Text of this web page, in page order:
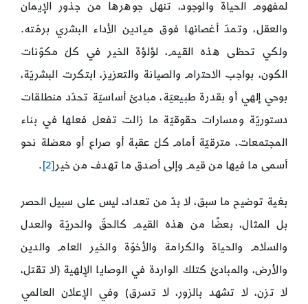
لمفهوم الحياة والوجود، تنهل جوهرها من جذور الإيمان
والعقل، وتمدّ أغصانها فوق ميادين الأداء البشري برمّته.
ولكي تحظى هذه القيم، لؤلؤة الخير في كلّ مكوّنات
الكون، بواجب الاحترام والصيانة والتعزيز، ابتكرت البشريّة،
بوحي إلهي أو بقدرة طبيعيّة، مبادئ أساسيّة تحدّد منطلقات
دستوريّة ومسارات حقوقيّة ما زالت تفعل فعلها في بناء
المجتمعات، مترقيّة أمام كلّ عقبة أو صراع أو معضلة نحو
أسمى ما فيها من قيم وإلى أصدق ما تهدف من خير[2]
.
بغية توضيح ما سبق، لا بدّ من تعداد، ليس على سبيل الحصر
بل المثال، بعضًا من هذه القيم كالحقّ والحريّة والعدل
والسلام والحياة والكرامة والأخوّة والخير العام والدين
والأرض، والمبادئ كتلك الواردة في الوصايا الإلهية (لا تقتل،
لا تزن، لا تشهد بالزور، لا تسرق) وفي الإعلان العالمي